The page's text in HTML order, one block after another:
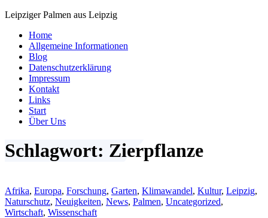
Leipziger Palmen aus Leipzig
Home
Allgemeine Informationen
Blog
Datenschutzerklärung
Impressum
Kontakt
Links
Start
Über Uns
Schlagwort: Zierpflanze
Afrika, Europa, Forschung, Garten, Klimawandel, Kultur, Leipzig,
Naturschutz, Neuigkeiten, News, Palmen, Uncategorized,
Wirtschaft, Wissenschaft